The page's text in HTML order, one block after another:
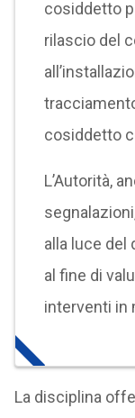
cosiddetto
rilascio del
cosiddetto
L’Autorità,
alla luce del
al fine di
interventi in
La disciplina